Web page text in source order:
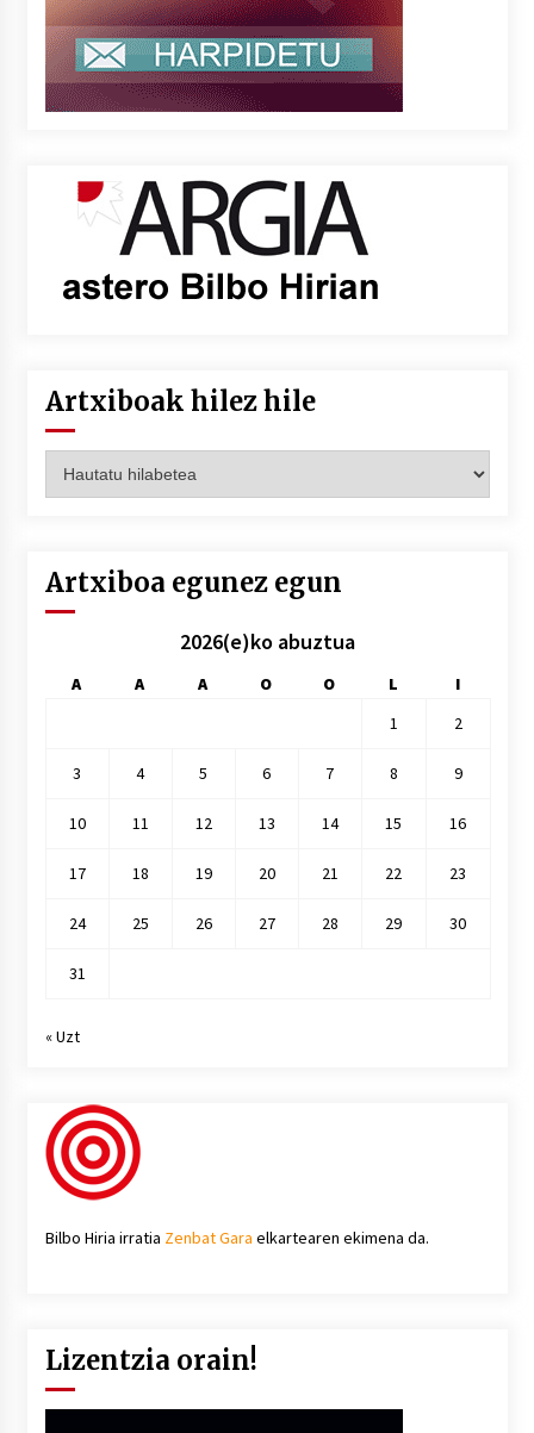
Artxiboak hilez hile
hilez
Artxiboa egunez egun
2026(e)ko abuztua
A A A O O L
I
1
2
3 4 5 6 7 8 9
10 11 12 13 14 15 16
17 18 19 20 21 22 23
24 25 26 27 28 29 30
31
« Uzt
Bilbo Hiria irratia Zenbat Gara elkartearen ekimena da.
Lizentzia orain!